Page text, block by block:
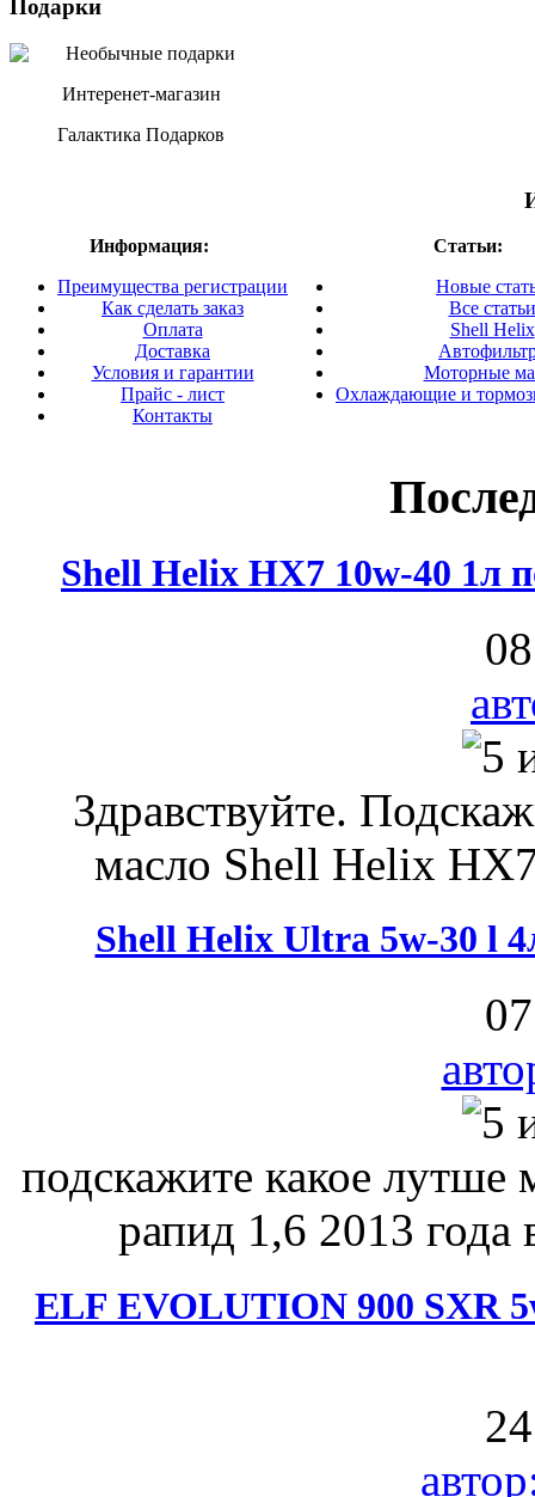
Подарки
Интеренет-магазин
Галактика Подарков
Информация:
Преимущества регистрации
Как сделать заказ
Оплата
Доставка
Условия и гарантии
Прайс - лист
Контакты
Статьи:
Новые
Все статьи
Shell Helix
Моторные
Охлаждающие и
Shell Helix HX7 10w-40 1л
Здравствуйте.
масло Shell Helix
Shell Helix Ultra 5w-30 l
подскажите какое лутше
рапид 1,6 2013
ELF EVOLUTION 900 SXR